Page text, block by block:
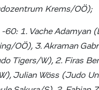
Krems/OÖ);
60: 1. Vache Adamyan
OÖ), 3. Akraman
Tigers/W), 2. Firas
Julian Wöss (Judo